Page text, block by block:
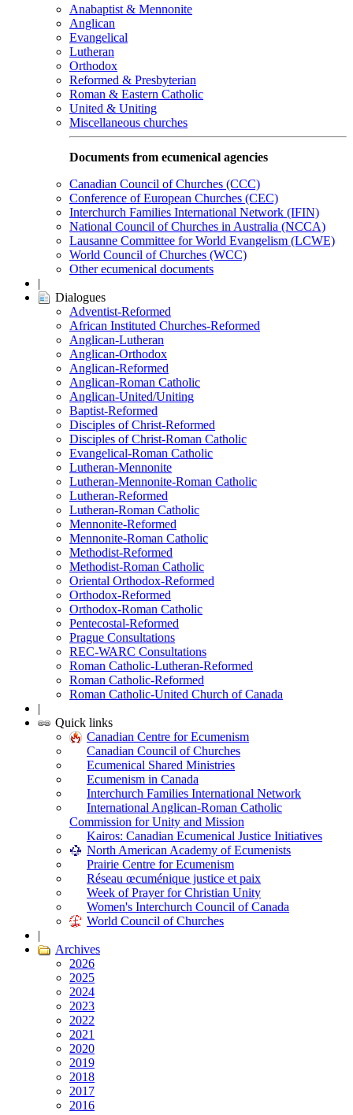
Anabaptist & Mennonite
Anglican
Evangelical
Lutheran
Orthodox
Reformed & Presbyterian
Roman & Eastern Catholic
United & Uniting
Miscellaneous churches
Documents from ecumenical agencies
Canadian Council of Churches (CCC)
Conference of European Churches (CEC)
Interchurch Families International Network (IFIN)
National Council of Churches in Australia (NCCA)
Lausanne Committee for World Evangelism (LCWE)
World Council of Churches (WCC)
Other ecumenical documents
|
Dialogues
Adventist-Reformed
African Instituted Churches-Reformed
Anglican-Lutheran
Anglican-Orthodox
Anglican-Reformed
Anglican-Roman Catholic
Anglican-United/Uniting
Baptist-Reformed
Disciples of Christ-Reformed
Disciples of Christ-Roman Catholic
Evangelical-Roman Catholic
Lutheran-Mennonite
Lutheran-Mennonite-Roman Catholic
Lutheran-Reformed
Lutheran-Roman Catholic
Mennonite-Reformed
Mennonite-Roman Catholic
Methodist-Reformed
Methodist-Roman Catholic
Oriental Orthodox-Reformed
Orthodox-Reformed
Orthodox-Roman Catholic
Pentecostal-Reformed
Prague Consultations
REC-WARC Consultations
Roman Catholic-Lutheran-Reformed
Roman Catholic-Reformed
Roman Catholic-United Church of Canada
|
Quick links
Canadian Centre for Ecumenism
Canadian Council of Churches
Ecumenical Shared Ministries
Ecumenism in Canada
Interchurch Families International Network
International Anglican-Roman Catholic
Commission for Unity and Mission
Kairos: Canadian Ecumenical Justice Initiatives
North American Academy of Ecumenists
Prairie Centre for Ecumenism
Réseau œcuménique justice et paix
Week of Prayer for Christian Unity
Women's Interchurch Council of Canada
World Council of Churches
|
Archives
2026
2025
2024
2023
2022
2021
2020
2019
2018
2017
2016